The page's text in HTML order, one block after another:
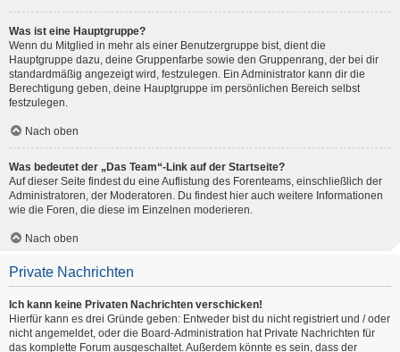
Was ist eine Hauptgruppe?
Wenn du Mitglied in mehr als einer Benutzergruppe bist, dient die
Hauptgruppe dazu, deine Gruppenfarbe sowie den Gruppenrang, der bei dir
standardmäßig angezeigt wird, festzulegen. Ein Administrator kann dir die
Berechtigung geben, deine Hauptgruppe im persönlichen Bereich selbst
festzulegen.
Nach oben
Was bedeutet der „Das Team“-Link auf der Startseite?
Auf dieser Seite findest du eine Auflistung des Forenteams, einschließlich der
Administratoren, der Moderatoren. Du findest hier auch weitere Informationen
wie die Foren, die diese im Einzelnen moderieren.
Nach oben
Private Nachrichten
Ich kann keine Privaten Nachrichten verschicken!
Hierfür kann es drei Gründe geben: Entweder bist du nicht registriert und / oder
nicht angemeldet, oder die Board-Administration hat Private Nachrichten für
das komplette Forum ausgeschaltet. Außerdem könnte es sein, dass der